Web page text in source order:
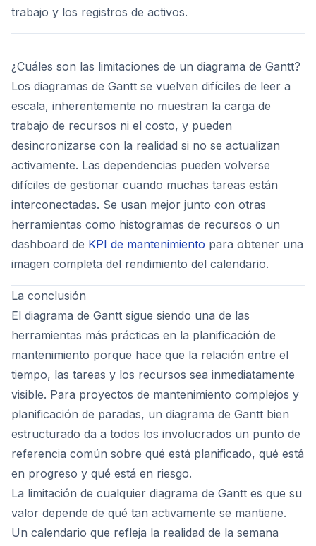
trabajo y los registros de activos.
¿Cuáles son las limitaciones de un diagrama de Gantt?
Los diagramas de Gantt se vuelven difíciles de leer a
escala, inherentemente no muestran la carga de
trabajo de recursos ni el costo, y pueden
desincronizarse con la realidad si no se actualizan
activamente. Las dependencias pueden volverse
difíciles de gestionar cuando muchas tareas están
interconectadas. Se usan mejor junto con otras
herramientas como histogramas de recursos o un
dashboard de KPI de mantenimiento para obtener una
imagen completa del rendimiento del calendario.
La conclusión
El diagrama de Gantt sigue siendo una de las
herramientas más prácticas en la planificación de
mantenimiento porque hace que la relación entre el
tiempo, las tareas y los recursos sea inmediatamente
visible. Para proyectos de mantenimiento complejos y
planificación de paradas, un diagrama de Gantt bien
estructurado da a todos los involucrados un punto de
referencia común sobre qué está planificado, qué está
en progreso y qué está en riesgo.
La limitación de cualquier diagrama de Gantt es que su
valor depende de qué tan activamente se mantiene.
Un calendario que refleja la realidad de la semana